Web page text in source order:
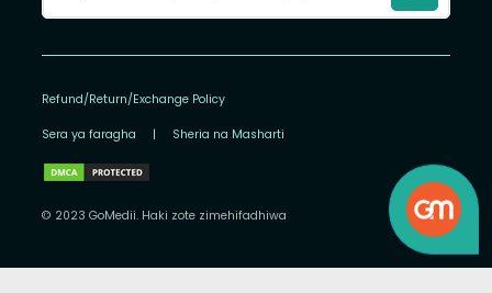
Refund/Return/Exchange Policy
Sera ya faragha | Sheria na Masharti
© 2023 GoMedii. Haki zote zimehifadhiwa